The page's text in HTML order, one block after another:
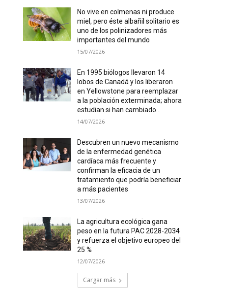
No vive en colmenas ni produce
miel, pero éste albañil solitario es
uno de los polinizadores más
importantes del mundo
15/07/2026
En 1995 biólogos llevaron 14
lobos de Canadá y los liberaron
en Yellowstone para reemplazar
a la población exterminada; ahora
estudian si han cambiado...
14/07/2026
Descubren un nuevo mecanismo
de la enfermedad genética
cardíaca más frecuente y
confirman la eficacia de un
tratamiento que podría beneficiar
a más pacientes
13/07/2026
La agricultura ecológica gana
peso en la futura PAC 2028-2034
y refuerza el objetivo europeo del
25 %
12/07/2026
Cargar más